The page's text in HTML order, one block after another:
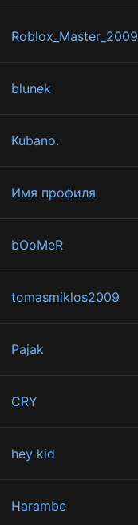
Roblox_Master_2009
blunek
Kubano.
Имя профиля
bOoMeR
tomasmiklos2009
Pajak
CRY
hey kid
Harambe